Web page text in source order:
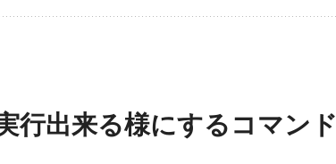
行出来る様にするコマンド